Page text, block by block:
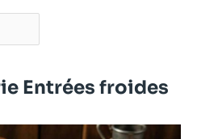
Entrées froides